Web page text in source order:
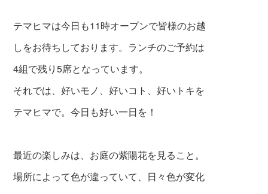
テマヒマは今日も11時オープンで皆様のお越
しをお待ちしております。ランチのご予約は
4組で残り5席となっています。
それでは、好いモノ、好いコト、好いトキを
テマヒマで。今日も好い一日を！
最近の楽しみは、お庭の紫陽花を見ること。
場所によって色が違っていて、日々色が変化